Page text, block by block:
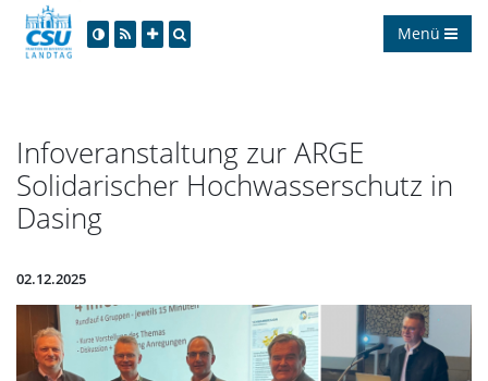
Menü
Infoveranstaltung zur ARGE
Solidarischer Hochwasserschutz in
Dasing
02.12.2025